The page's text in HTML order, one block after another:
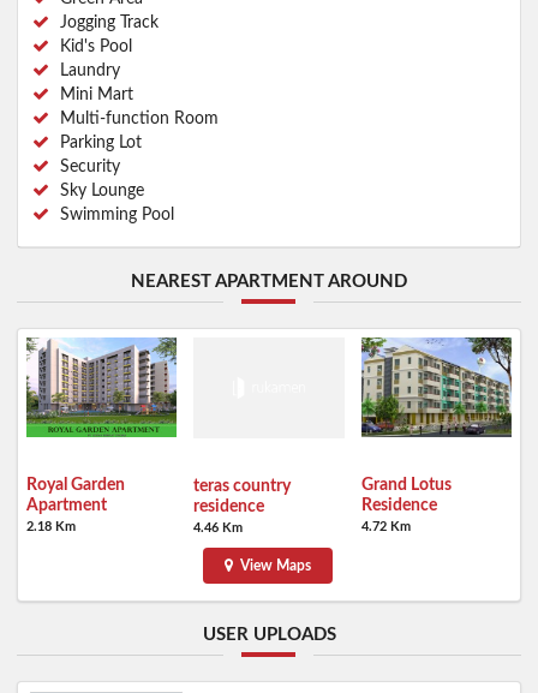
Jogging Track
Kid's Pool
Laundry
Mini Mart
Multi-function Room
Parking Lot
Security
Sky Lounge
Swimming Pool
NEAREST APARTMENT AROUND
Royal Garden
Apartment
2.18 Km
teras country
residence
4.46 Km
Grand Lotus
Residence
4.72 Km
View Maps
USER UPLOADS